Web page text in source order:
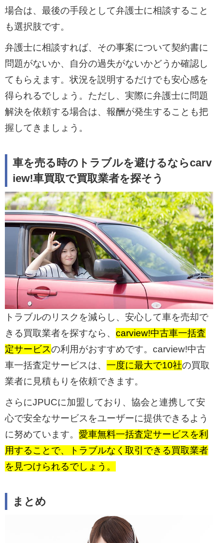
場合は、最後の手段として弁護士に相談すること
も選択肢です。
弁護士に相談すれば、その事案について契約書に
問題がないか、自分の過失がないかどうか確認し
てもらえます。状況を説明するだけでも安心感を
得られるでしょう。ただし、実際に弁護士に問題
解決を依頼する場合は、報酬が発生することも把
握してきましょう。
車を売る時のトラブルを避けるならcarv
iew!車買取で買取業者を探そう
トラブルのリスクを減らし、安心して車を売却で
きる買取業者を探すなら、 carview!中古車一括査
定サービスの利用がおすすめです。carview!中古
車一括査定サービスは、 一度に最大で10社の買取
業者に見積もりを依頼できます。
さらにJPUCに加盟しており、協会と連携して安
心で安全なサービスをユーザーに提供できるよう
に努めています。 愛車無料一括査定サービスを利
用することで、トラブルなく取引できる買取業者
を見つけられるでしょう。
まとめ